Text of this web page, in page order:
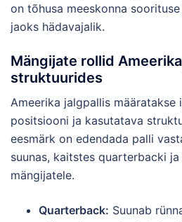
on tõhusa meeskonna
jaoks hädavajalik.
Mängijate rollid
struktuurides
Ameerika jalgpallis määratakse
positsiooni ja kasutatava
eesmärk on edendada palli
suunas, kaitstes quarterbacki ja
mängijatele.
Quarterback: Suunab